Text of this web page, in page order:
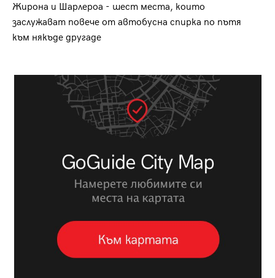
Жирона и Шарлероа - шест места, които
заслужават повече от автобусна спирка по пътя
към някъде другаде